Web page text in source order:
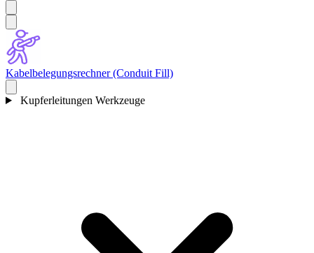
Kabelbelegungsrechner (Conduit Fill)
Kupferleitungen Werkzeuge